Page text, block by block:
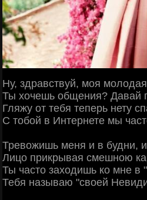
Ну, здравствуй, моя
Ты хочешь общения? Давай
Гляжу от тебя теперь нету
С тобой в Интернете мы
Тревожишь меня и в будни,
Лицо прикрывая смешною
Ты часто заходишь ко мне в
Тебя называю "своей